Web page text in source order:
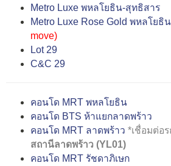
Metro Luxe พหลโยธิน-สุทธิสาร
Metro Luxe Rose Gold พหลโยธิ
move)
Lot 29
C&C 29
คอนโด MRT พหลโยธิน
คอนโด BTS ห้าแยกลาดพร้าว
คอนโด MRT ลาดพร้าว *เชื่อมต่อ
สถานีลาดพร้าว (YL01)
คอนโด MRT รัชดาภิเษก